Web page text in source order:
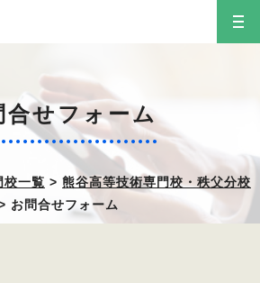
合せフォーム
校一覧 > 熊谷高等技術専門校・秩父分校
お問合せフォーム